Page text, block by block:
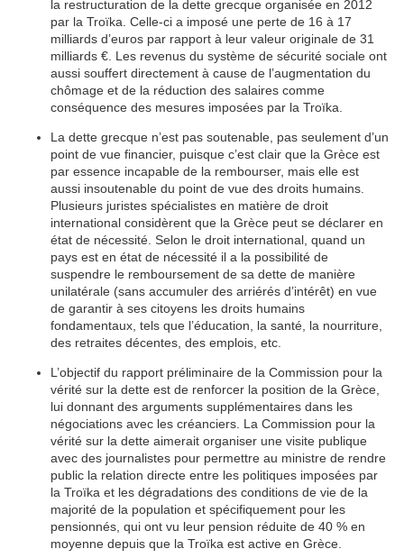
la restructuration de la dette grecque organisée en 2012
par la Troïka. Celle-ci a imposé une perte de 16 à 17
milliards d’euros par rapport à leur valeur originale de 31
milliards €. Les revenus du système de sécurité sociale ont
aussi souffert directement à cause de l’augmentation du
chômage et de la réduction des salaires comme
conséquence des mesures imposées par la Troïka.
La dette grecque n’est pas soutenable, pas seulement d’un
point de vue financier, puisque c’est clair que la Grèce est
par essence incapable de la rembourser, mais elle est
aussi insoutenable du point de vue des droits humains.
Plusieurs juristes spécialistes en matière de droit
international considèrent que la Grèce peut se déclarer en
état de nécessité. Selon le droit international, quand un
pays est en état de nécessité il a la possibilité de
suspendre le remboursement de sa dette de manière
unilatérale (sans accumuler des arriérés d’intérêt) en vue
de garantir à ses citoyens les droits humains
fondamentaux, tels que l’éducation, la santé, la nourriture,
des retraites décentes, des emplois, etc.
L’objectif du rapport préliminaire de la Commission pour la
vérité sur la dette est de renforcer la position de la Grèce,
lui donnant des arguments supplémentaires dans les
négociations avec les créanciers. La Commission pour la
vérité sur la dette aimerait organiser une visite publique
avec des journalistes pour permettre au ministre de rendre
public la relation directe entre les politiques imposées par
la Troïka et les dégradations des conditions de vie de la
majorité de la population et spécifiquement pour les
pensionnés, qui ont vu leur pension réduite de 40 % en
moyenne depuis que la Troïka est active en Grèce.